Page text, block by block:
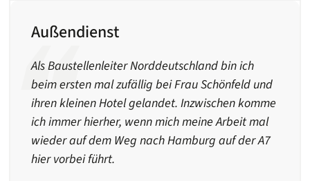
Außendienst
Als Baustellenleiter Norddeutschland bin ich
beim ersten mal zufällig bei Frau Schönfeld und
ihren kleinen Hotel gelandet. Inzwischen komme
ich immer hierher, wenn mich meine Arbeit mal
wieder auf dem Weg nach Hamburg auf der A7
hier vorbei führt.